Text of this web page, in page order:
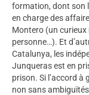
formation, dont son
en charge des
Montero (un curieux
personne…). Et
Catalunya, les
Junqueras est en
prison. Si l’accord à
non sans